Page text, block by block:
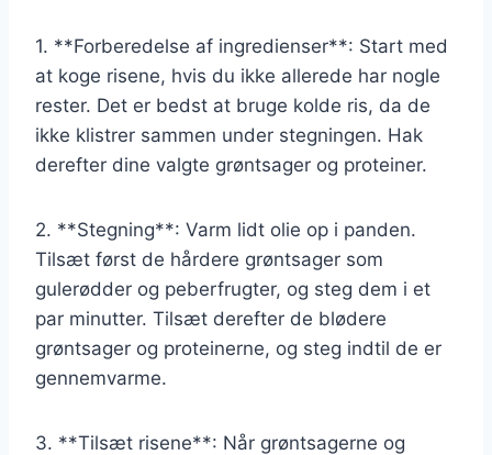
1. **Forberedelse af ingredienser**: Start med
at koge risene, hvis du ikke allerede har nogle
rester. Det er bedst at bruge kolde ris, da de
ikke klistrer sammen under stegningen. Hak
derefter dine valgte grøntsager og proteiner.
2. **Stegning**: Varm lidt olie op i panden.
Tilsæt først de hårdere grøntsager som
gulerødder og peberfrugter, og steg dem i et
par minutter. Tilsæt derefter de blødere
grøntsager og proteinerne, og steg indtil de er
gennemvarme.
3. **Tilsæt risene**: Når grøntsagerne og